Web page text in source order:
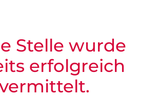
Stelle wurde
erfolgreich